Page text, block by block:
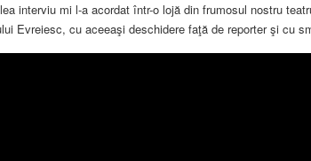
interviu mi l-a acordat într-o lojă din frumosul nostru
Evreiesc, cu aceeaşi deschidere faţă de reporter şi cu